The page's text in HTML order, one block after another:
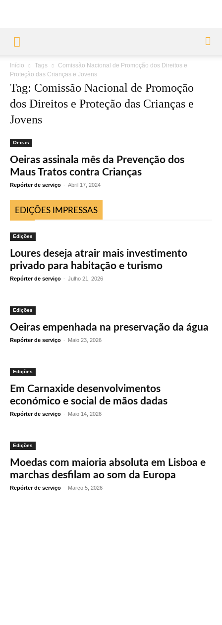
Início Tags
Comissão Nacional de Promoção dos Direitos e
Proteção das Crianças e Jovens
Tag: Comissão Nacional de Promoção
dos Direitos e Proteção das Crianças e
Jovens
Oeiras
Oeiras assinala mês da Prevenção dos
Maus Tratos contra Crianças
Repórter de serviço - Abril 17, 2024
EDIÇÕES IMPRESSAS
Edições
Loures deseja atrair mais investimento
privado para habitação e turismo
Repórter de serviço - Julho 21, 2026
Edições
Oeiras empenhada na preservação da água
Repórter de serviço - Maio 23, 2026
Edições
Em Carnaxide desenvolvimentos
económico e social de mãos dadas
Repórter de serviço - Maio 14, 2026
Edições
Moedas com maioria absoluta em Lisboa e
marchas desfilam ao som da Europa
Repórter de serviço - Março 5, 2026